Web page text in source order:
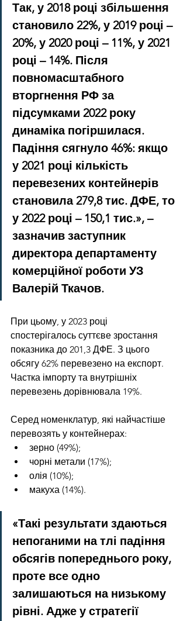
Так, у 2018 році збільшення
становило 22%, у 2019 році –
20%, у 2020 році – 11%, у 2021
році – 14%. Після
повномасштабного
вторгнення РФ за
підсумками 2022 року
динаміка погіршилася.
Падіння сягнуло 46%: якщо
у 2021 році кількість
перевезених контейнерів
становила 279,8 тис. ДФЕ, то
у 2022 році – 150,1 тис.», –
зазначив заступник
директора департаменту
комерційної роботи УЗ
Валерій Ткачов.
При цьому, у 2023 році
спостерігалось суттєве зростання
показника до 201,3 ДФЕ. З цього
обсягу 62% перевезено на експорт.
Частка імпорту та внутрішніх
перевезень дорівнювала 19%.
Серед номенклатур, які найчастіше
перевозять у контейнерах:
зерно (49%);
чорні метали (17%);
олія (10%);
макуха (14%).
«Такі результати здаються
непоганими на тлі падіння
обсягів попереднього року,
проте все одно
залишаються на низькому
рівні. Адже у стратегії